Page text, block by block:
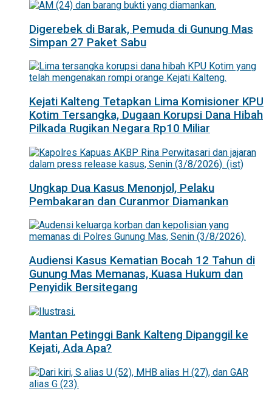
Digerebek di Barak, Pemuda di Gunung Mas
Simpan 27 Paket Sabu
Kejati Kalteng Tetapkan Lima Komisioner KPU
Kotim Tersangka, Dugaan Korupsi Dana Hibah
Pilkada Rugikan Negara Rp10 Miliar
Ungkap Dua Kasus Menonjol, Pelaku
Pembakaran dan Curanmor Diamankan
Audiensi Kasus Kematian Bocah 12 Tahun di
Gunung Mas Memanas, Kuasa Hukum dan
Penyidik Bersitegang
Mantan Petinggi Bank Kalteng Dipanggil ke
Kejati, Ada Apa?